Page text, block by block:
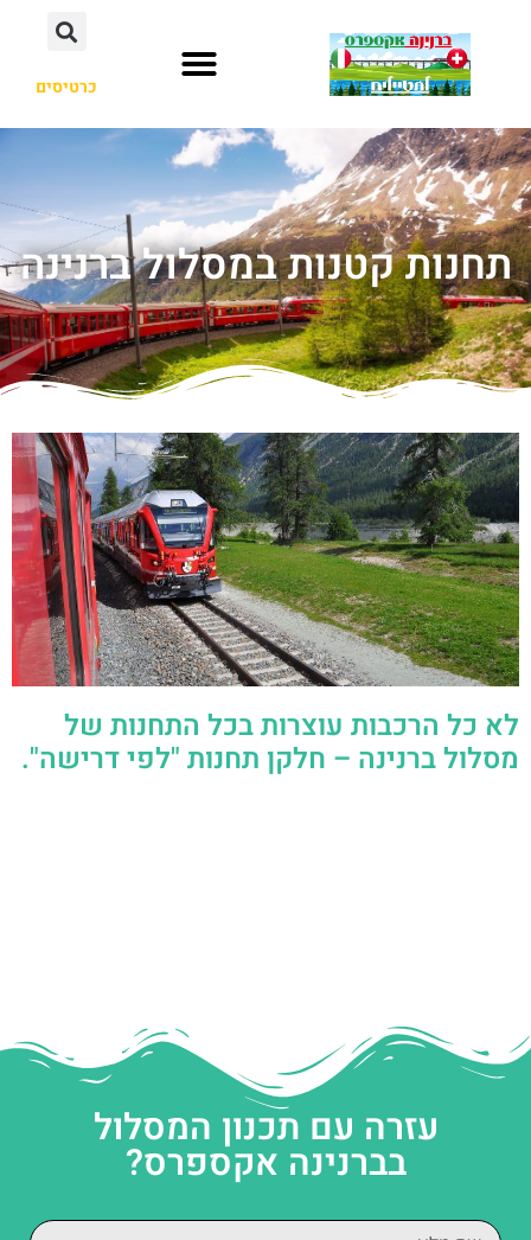
כרטיסים
תחנות קטנות במסלול ברנינה
לא כל הרכבות עוצרות בכל התחנות של
מסלול ברנינה – חלקן תחנות "לפי דרישה".
עזרה עם תכנון המסלול
בברנינה אקספרס?